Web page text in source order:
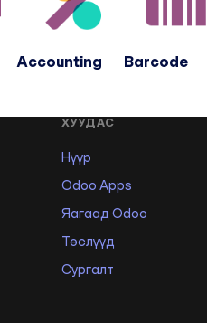
Accounting
ХУУДАС
Нүүр
Odoo Apps
Яагаад Odoo
Төслүүд
Сургалт